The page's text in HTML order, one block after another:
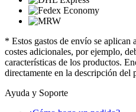
* Estos gastos de envío se aplican
costes adicionales, por ejemplo,
características de los productos.
directamente en la descripción del
Ayuda y Soporte